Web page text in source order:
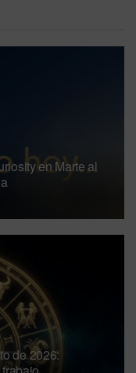
en Marte al
de 2026: